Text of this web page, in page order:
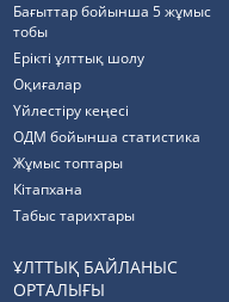
Бағыттар бойынша 5 жұмыс
тобы
Ерікті ұлттық шолу
Оқиғалар
Үйлестіру кеңесі
ОДМ бойынша статистика
Жұмыс топтары
Кітапхана
Табыс тарихтары
ҰЛТТЫҚ БАЙЛАНЫС
ОРТАЛЫҒЫ